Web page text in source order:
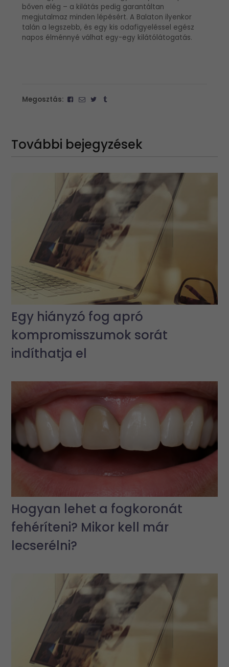
bőven elég – a kilátás pedig garantáltan
megjutalmaz minden lépésért. A Balaton ilyenkor
talán a legszebb, és egy kis odafigyeléssel egész
napos élménnyé válhat egy-egy kilátólátogatás.
Megosztás:
További bejegyzések
Egy hiányzó fog apró
kompromisszumok sorát
indíthatja el
Hogyan lehet a fogkoronát
fehéríteni? Mikor kell már
lecserélni?